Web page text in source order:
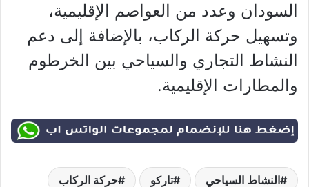
السودان وعدد من العواصم الإقليمية،
وتسهيل حركة الركاب، بالإضافة إلى دعم
النشاط التجاري والسياحي بين الخرطوم
والمطارات الإقليمية.
النشاط السياحي تاركو حركة الركاب